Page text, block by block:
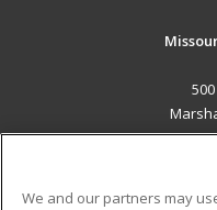
We and our partners may